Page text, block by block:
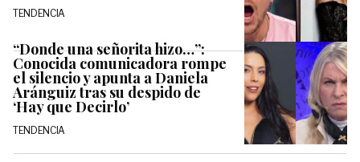
TENDENCIA
“Donde una señorita hizo…”:
Conocida comunicadora rompe
el silencio y apunta a Daniela
Aránguiz tras su despido de
‘Hay que Decirlo’
TENDENCIA